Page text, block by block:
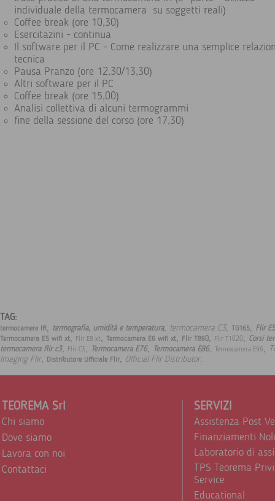
individuale della termocamera su soggetti reali)
Coffee break (ore 10,30)
Esercitazini - continua
Il software per il PC - Come realizzare una semplice
tecnica
Pausa Pranzo (ore 12,30/13,30)
Altri software per il PC
Coffee break (ore 15,00)
Analisi collettiva di alcuni termogrammi
fine della sessione del corso (ore 17,30)
TAG:
termocamere IR, termografia, umidità e temperatura, termocamera C3, TG165, Flir
Termocamera E5 wifi xt, Flir E8 xt, Termocamera E6 wifi xt, Flir T860, Flir T1020, Corsi
termocamera flir c3, Flir C3, Termocamera E76, Termocamera E86, Termocamera E96,
Imaging Flir, Distributore Ufficiale Flir, Official Flir Distributor.
TEOREMA Srl
Chi siamo
Dove siamo
Lavora con noi
Contattaci
SERVIZI
Assistenza Post
Finanziamenti
Laboratorio di
TPS Teorema
Service
Educational